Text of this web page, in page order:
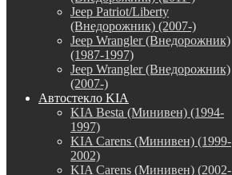
Jeep Patriot/Liberty
(Внедорожник) (2007-)
Jeep Wrangler (Внедорожник)
(1987-1997)
Jeep Wrangler (Внедорожник)
(2007-)
Автостекло KIA
KIA Besta (Минивен) (1994-
1997)
KIA Carens (Минивен) (1999-
2002)
KIA Carens (Минивен) (2002-